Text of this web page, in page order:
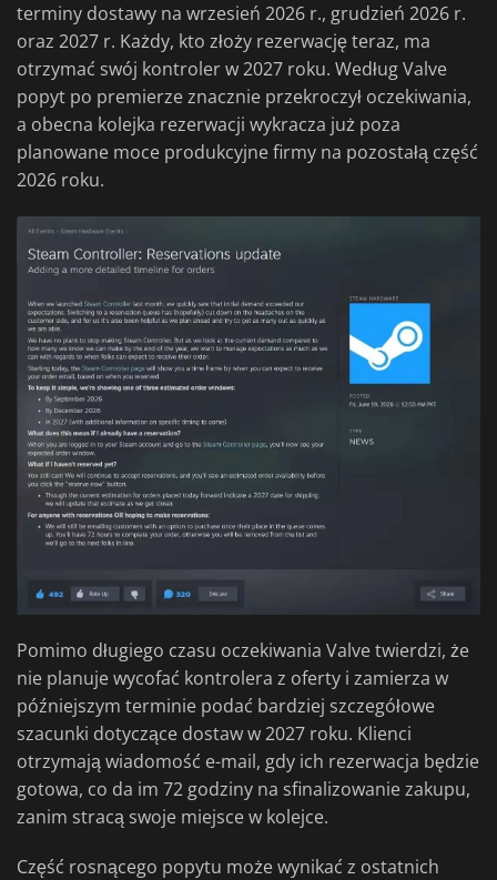
terminy dostawy na wrzesień 2026 r., grudzień 2026 r.
oraz 2027 r. Każdy, kto złoży rezerwację teraz, ma
otrzymać swój kontroler w 2027 roku. Według Valve
popyt po premierze znacznie przekroczył oczekiwania,
a obecna kolejka rezerwacji wykracza już poza
planowane moce produkcyjne firmy na pozostałą część
2026 roku.
Pomimo długiego czasu oczekiwania Valve twierdzi, że
nie planuje wycofać kontrolera z oferty i zamierza w
późniejszym terminie podać bardziej szczegółowe
szacunki dotyczące dostaw w 2027 roku. Klienci
otrzymają wiadomość e-mail, gdy ich rezerwacja będzie
gotowa, co da im 72 godziny na sfinalizowanie zakupu,
zanim stracą swoje miejsce w kolejce.
Część rosnącego popytu może wynikać z ostatnich